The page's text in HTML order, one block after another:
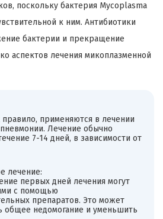
поскольку бактерия Mycoplasma
к ним. Антибиотики
бактерии и прекращение
аспектов лечения микоплазменной
правило, применяются в лечении
Лечение обычно
7-14 дней, в зависимости от
лечение:
первых дней лечения могут
с помощью
препаратов. Это может
общее недомогание и уменьшить